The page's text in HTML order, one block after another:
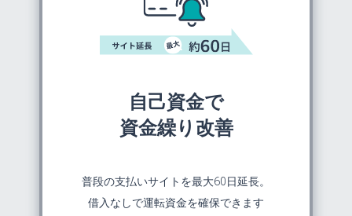
自己資金で
資金繰り改善
普段の支払いサイトを最大60日延長。
借入なしで運転資金を確保できます